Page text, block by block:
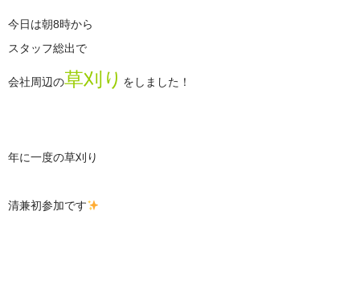
今日は朝8時から
スタッフ総出で
会社周辺の草刈り をしました！
年に一度の草刈り
清兼初参加です